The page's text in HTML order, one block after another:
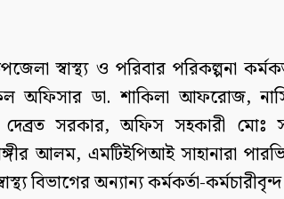
স্বাস্থ্য ও পরিবার পরিকল্পনা
অফিসার ডা. শাকিলা আফরোজ,
দেব্রত সরকার, অফিস সহকারী মোঃ
আলম, এমটিইপিআই সাহানারা
বিভাগের অন্যান্য কর্মকর্তা-কর্মচারীবৃন্দ